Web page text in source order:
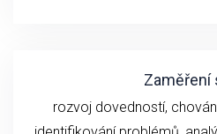
Zaměření
rozvoj dovedností,